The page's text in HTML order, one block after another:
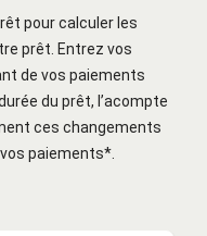
pour calculer les
prêt. Entrez vos
de vos paiements
du prêt, l’acompte
ces changements
paiements*.